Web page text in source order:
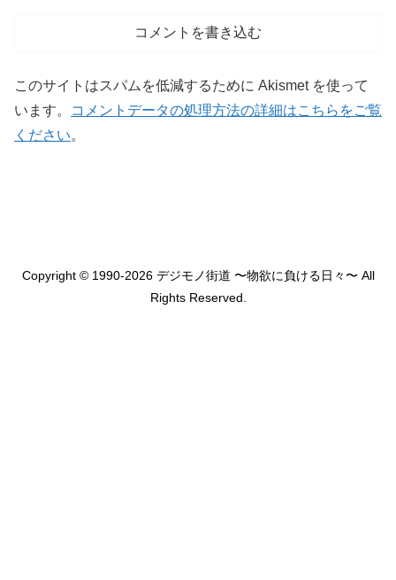
コメントを書き込む
このサイトはスパムを低減するために Akismet を使って
います。
コメントデータの処理方法の詳細はこちらをご覧
ください。
Copyright © 1990-2026 デジモノ街道 〜物欲に負ける日々〜 All
Rights Reserved.